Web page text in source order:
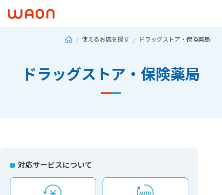
使えるお店を探す ドラッグストア・保険薬局
ドラッグストア・保険薬局
対応サービスについて